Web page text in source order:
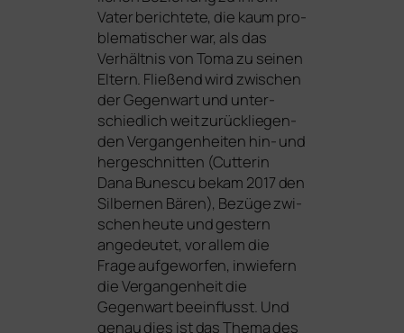
Vater berich­te­te, die kaum pro­
ble­ma­ti­scher war, als das
Verhältnis von Toma zu sei­nen
Eltern. Fließend wird zwi­schen
der Gegenwart und unter­
schied­lich weit zurück­lie­gen­
den Vergangenheiten hin- und
her­ge­schnit­ten (Cutterin
Dana Bunescu bekam 2017 den
Silbernen Bären), Bezüge zwi­
schen heu­te und ges­tern
ange­deu­tet, vor allem die
Frage auf­ge­wor­fen, inwie­fern
die Vergangenheit die
Gegenwart beein­flusst. Und
genau dies ist das Thema des